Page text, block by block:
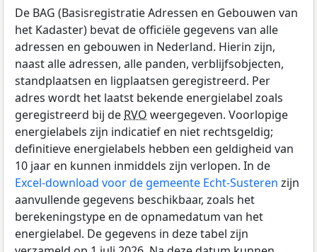
De BAG (Basisregistratie Adressen en Gebouwen van
het Kadaster) bevat de officiële gegevens van alle
adressen en gebouwen in Nederland. Hierin zijn,
naast alle adressen, alle panden, verblijfsobjecten,
standplaatsen en ligplaatsen geregistreerd. Per
adres wordt het laatst bekende energielabel zoals
geregistreerd bij de RVO weergegeven. Voorlopige
energielabels zijn indicatief en niet rechtsgeldig;
definitieve energielabels hebben een geldigheid van
10 jaar en kunnen inmiddels zijn verlopen. In de
Excel-download voor de gemeente Echt-Susteren zijn
aanvullende gegevens beschikbaar, zoals het
berekeningstype en de opnamedatum van het
energielabel. De gegevens in deze tabel zijn